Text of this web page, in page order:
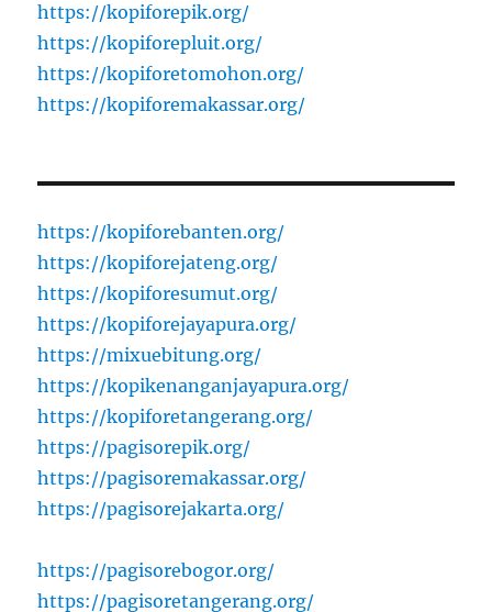
https://kopiforepik.org/
https://kopiforepluit.org/
https://kopiforetomohon.org/
https://kopiforemakassar.org/
https://kopiforebanten.org/
https://kopiforejateng.org/
https://kopiforesumut.org/
https://kopiforejayapura.org/
https://mixuebitung.org/
https://kopikenanganjayapura.org/
https://kopiforetangerang.org/
https://pagisorepik.org/
https://pagisoremakassar.org/
https://pagisorejakarta.org/
https://pagisorebogor.org/
https://pagisoretangerang.org/